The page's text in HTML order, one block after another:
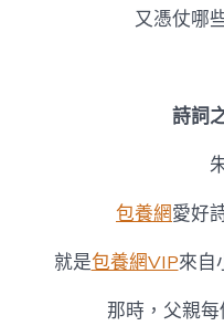
又憑仗哪
詩詞
包養網愛好
就是包養網VIP來自
那時，父親